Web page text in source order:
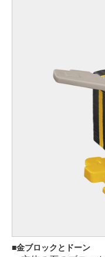
金ブロックとドーン